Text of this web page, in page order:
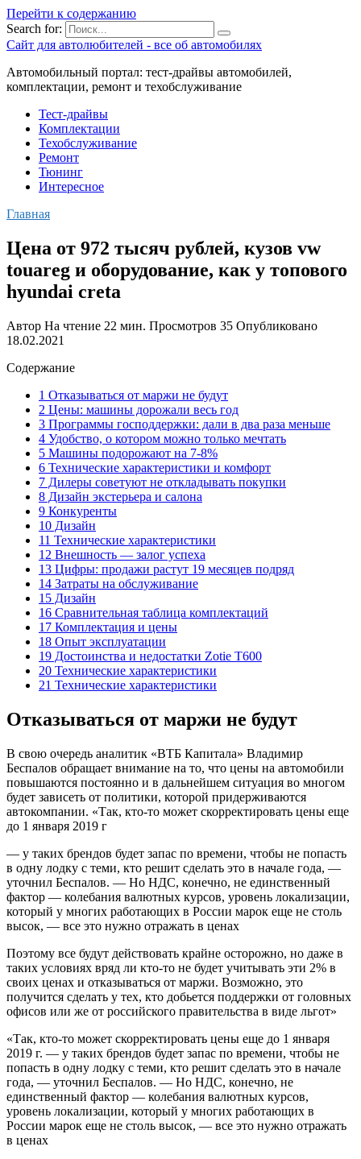
Перейти к содержанию
Search for:
Сайт для автолюбителей - все об автомобилях
Автомобильный портал: тест-драйвы автомобилей,
комплектации, ремонт и техобслуживание
Тест-драйвы
Комплектации
Техобслуживание
Ремонт
Тюнинг
Интересное
Главная
Цена от 972 тысяч рублей, кузов vw
touareg и оборудование, как у топового
hyundai creta
Автор На чтение 22 мин. Просмотров 35 Опубликовано
18.02.2021
Содержание
1 Отказываться от маржи не будут
2 Цены: машины дорожали весь год
3 Программы господдержки: дали в два раза меньше
4 Удобство, о котором можно только мечтать
5 Машины подорожают на 7-8%
6 Технические характеристики и комфорт
7 Дилеры советуют не откладывать покупки
8 Дизайн экстерьера и салона
9 Конкуренты
10 Дизайн
11 Технические характеристики
12 Внешность — залог успеха
13 Цифры: продажи растут 19 месяцев подряд
14 Затраты на обслуживание
15 Дизайн
16 Сравнительная таблица комплектаций
17 Комплектация и цены
18 Опыт эксплуатации
19 Достоинства и недостатки Zotie T600
20 Технические характеристики
21 Технические характеристики
Отказываться от маржи не будут
В свою очередь аналитик «ВТБ Капитала» Владимир
Беспалов обращает внимание на то, что цены на автомобили
повышаются постоянно и в дальнейшем ситуация во многом
будет зависеть от политики, которой придерживаются
автокомпании. «Так, кто-то может скорректировать цены еще
до 1 января 2019 г
— у таких брендов будет запас по времени, чтобы не попасть
в одну лодку с теми, кто решит сделать это в начале года, —
уточнил Беспалов. — Но НДС, конечно, не единственный
фактор — колебания валютных курсов, уровень локализации,
который у многих работающих в России марок еще не столь
высок, — все это нужно отражать в ценах
Поэтому все будут действовать крайне осторожно, но даже в
таких условиях вряд ли кто-то не будет учитывать эти 2% в
своих ценах и отказываться от маржи. Возможно, это
получится сделать у тех, кто добьется поддержки от головных
офисов или же от российского правительства в виде льгот»
«Так, кто-то может скорректировать цены еще до 1 января
2019 г. — у таких брендов будет запас по времени, чтобы не
попасть в одну лодку с теми, кто решит сделать это в начале
года, — уточнил Беспалов. — Но НДС, конечно, не
единственный фактор — колебания валютных курсов,
уровень локализации, который у многих работающих в
России марок еще не столь высок, — все это нужно отражать
в ценах